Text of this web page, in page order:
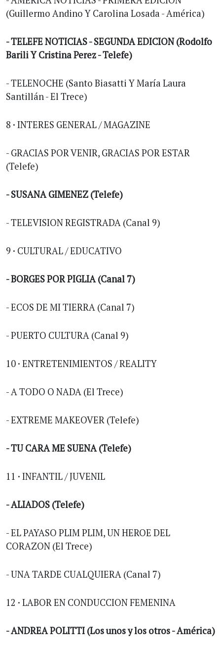
(Guillermo Andino Y Carolina Losada - América)
- TELEFE NOTICIAS - SEGUNDA EDICION (Rodolfo
Barili Y Cristina Perez - Telefe)
- TELENOCHE (Santo Biasatti Y María Laura
Santillán - El Trece)
8 · INTERES GENERAL / MAGAZINE
- GRACIAS POR VENIR, GRACIAS POR ESTAR
(Telefe)
- SUSANA GIMENEZ (Telefe)
- TELEVISION REGISTRADA (Canal 9)
9 · CULTURAL / EDUCATIVO
- BORGES POR PIGLIA (Canal 7)
- ECOS DE MI TIERRA (Canal 7)
- PUERTO CULTURA (Canal 9)
10 · ENTRETENIMIENTOS / REALITY
- A TODO O NADA (El Trece)
- EXTREME MAKEOVER (Telefe)
- TU CARA ME SUENA (Telefe)
11 · INFANTIL / JUVENIL
- ALIADOS (Telefe)
- EL PAYASO PLIM PLIM, UN HEROE DEL
CORAZON (El Trece)
- UNA TARDE CUALQUIERA (Canal 7)
12 · LABOR EN CONDUCCION FEMENINA
- ANDREA POLITTI (Los unos y los otros - América)